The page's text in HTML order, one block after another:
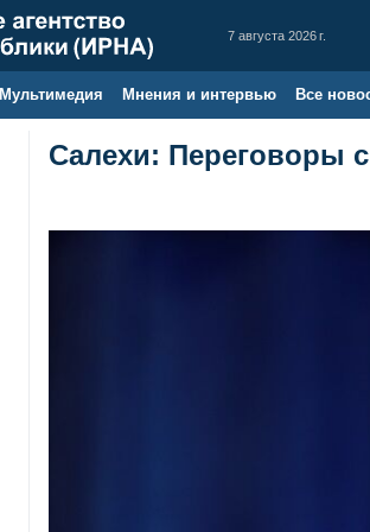
7 августа 2026 г.
Мультимедия Мнения и интервью Все
Салехи: Переговоры